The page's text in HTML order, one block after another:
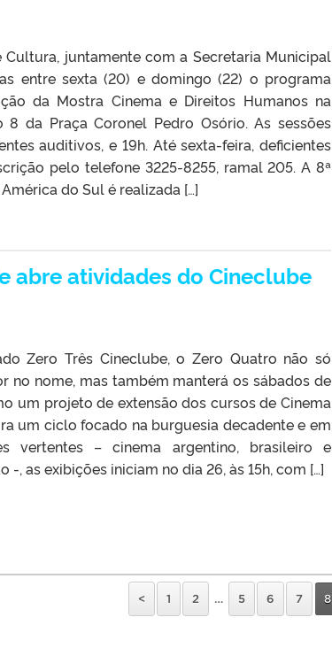
Cultura, juntamente com a Secretaria Municipal
entre sexta (20) e domingo (22) o programa
da Mostra Cinema e Direitos Humanos na
da Praça Coronel Pedro Osório. As sessões
auditivos, e 19h. Até sexta-feira, deficientes
pelo telefone 3225-8255, ramal 205. A 8ª
do Sul é realizada […]
abre atividades do Cineclube
Zero Três Cineclube, o Zero Quatro não só
no nome, mas também manterá os sábados de
um projeto de extensão dos cursos de Cinema
um ciclo focado na burguesia decadente e em
vertentes – cinema argentino, brasileiro e
as exibições iniciam no dia 26, às 15h, com […]
<
1 2 … 5 6 7 8